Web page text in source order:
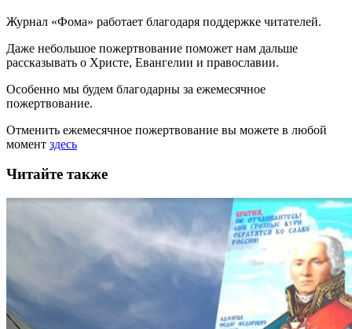
Журнал «Фома» работает благодаря поддержке читателей.
Даже небольшое пожертвование поможет нам дальше
рассказывать о Христе, Евангелии и православии.
Особенно мы будем благодарны за ежемесячное
пожертвование.
Отменить ежемесячное пожертвование вы можете в любой
момент здесь
Читайте также